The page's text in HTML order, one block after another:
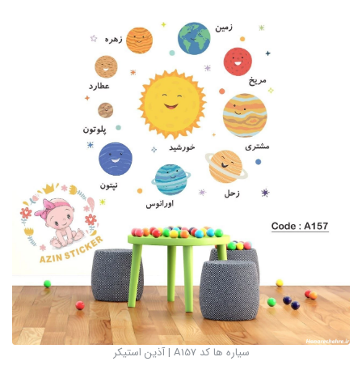
سیاره ها کد A157 | آذین استیکر